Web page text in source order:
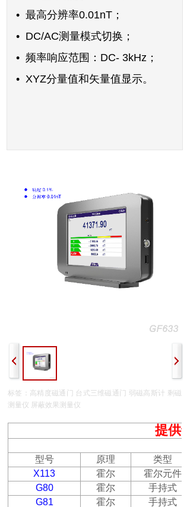
• 最高分辨率0.01nT；
• DC/AC测量模式切换；
• 频率响应范围：DC- 3kHz；
• XYZ分量值和矢量值显示。
标签：高精度磁通门 台式三维磁通门 弱磁高斯计 剩磁
测量仪 屏蔽效果测量仪
提供
型号 原理
类型
X113 霍尔
霍尔元件
G80
霍尔
手持式
G81
霍尔
手持式